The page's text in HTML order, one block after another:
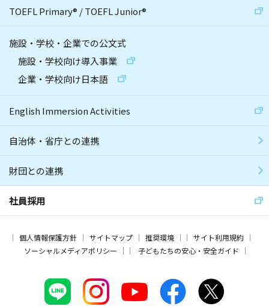
TOEFL Primary® /TOEFL Junior®
施設・学校・企業での公文式
施設・学校向け導入事業
企業・学校向け日本語
English Immersion Activities
自治体・省庁との連携
財団との連携
社員採用
個人情報保護方針 サイトマップ 推奨環境
サイト利用規約
ソーシャルメディアポリシー
子どもたちの安心・安全ガイド